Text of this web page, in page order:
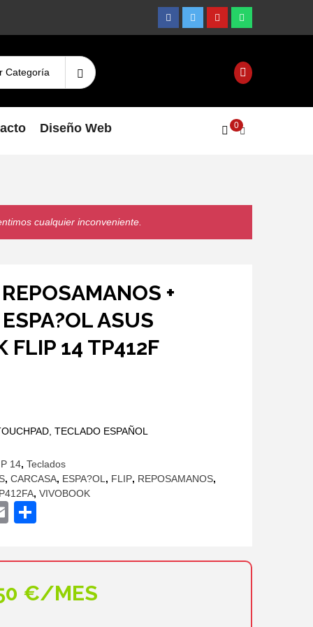
Facebook
TwitterYoutubeWhatsapp
Search
for:
Diseño Web 0
cualquier inconveniente.
+
ASUS
FLIP 14 TP412F
TECLADO ESPAÑOL
14,Teclados
,CARCASA, ESPA?OL, FLIP, REPOSAMANOS,
,VIVOBOOK
Email
€/MES